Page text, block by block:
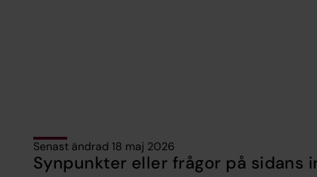
Senast ändrad 18 maj 2026
Synpunkter eller frågor på sidans